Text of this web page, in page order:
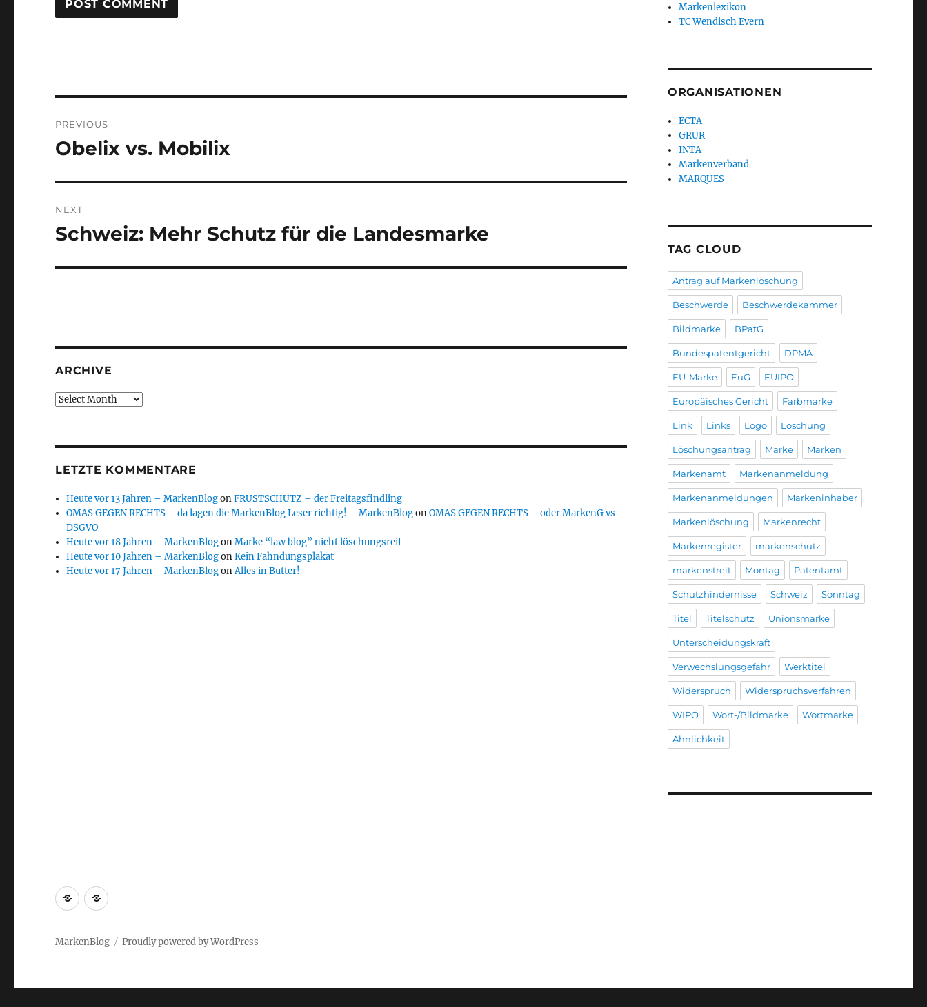
navigation
PREVIOUS
Previous
Obelix vs. Mobilix
NEXT
Next
Schweiz: Mehr Schutz für die Landesmarke
ARCHIVE
Archive
LETZTE KOMMENTARE
Heute vor 13 Jahren – MarkenBlogonFRUSTSCHUTZ – der Freitagsfindling
OMAS GEGEN RECHTS – da lagen die MarkenBlog Leser richtig! – MarkenBlogonOMAS GEGEN RECHTS – oder MarkenG vs
DSGVO
Heute vor 18 Jahren – MarkenBlogonMarke “law blog” nicht löschungsreif
Heute vor 10 Jahren – MarkenBlogonKein Fahndungsplakat
Heute vor 17 Jahren – MarkenBlogonAlles in Butter!
Markenlexikon
TC Wendisch Evern
ORGANISATIONEN
ECTA
GRUR
INTA
Markenverband
MARQUES
TAG CLOUD
Antrag auf Markenlöschung
Beschwerde Beschwerdekammer
Bildmarke BPatG
Bundespatentgericht DPMA
EU-Marke EuG EUIPO
Europäisches Gericht Farbmarke
Link Links Logo Löschung
Löschungsantrag Marke Marken
Markenamt Markenanmeldung
Markenanmeldungen Markeninhaber
Markenlöschung Markenrecht
Markenregister markenschutz
markenstreit Montag Patentamt
Schutzhindernisse Schweiz Sonntag
Titel Titelschutz Unionsmarke
Unterscheidungskraft
Verwechslungsgefahr Werktitel
Widerspruch Widerspruchsverfahren
WIPO Wort-/Bildmarke Wortmarke
Ähnlichkeit
Markenrecherche
Gastbeiträge
MarkenBlog Proudly powered by WordPress